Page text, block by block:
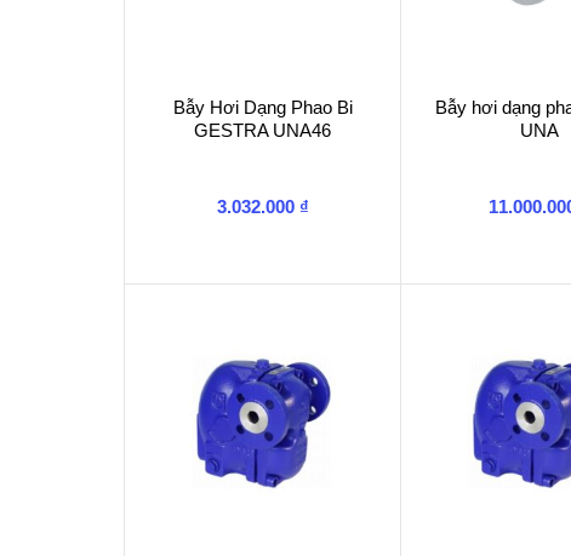
Bẫy Hơi Dạng Phao Bi
GESTRA UNA46
3.032.000 ₫
Bẫy hơi dạng
UNA